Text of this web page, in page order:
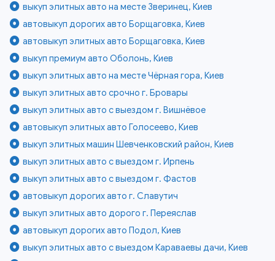
выкуп элитных авто на месте Зверинец, Киев
автовыкуп дорогих авто Борщаговка, Киев
автовыкуп элитных авто Борщаговка, Киев
выкуп премиум авто Оболонь, Киев
выкуп элитных авто на месте Чёрная гора, Киев
выкуп элитных авто срочно г. Бровары
выкуп элитных авто с выездом г. Вишнёвое
автовыкуп элитных авто Голосеево, Киев
выкуп элитных машин Шевченковский район, Киев
выкуп элитных авто с выездом г. Ирпень
выкуп элитных авто с выездом г. Фастов
автовыкуп дорогих авто г. Славутич
выкуп элитных авто дорого г. Переяслав
автовыкуп дорогих авто Подол, Киев
выкуп элитных авто с выездом Караваевы дачи, Киев